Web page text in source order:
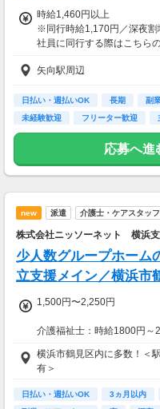
交通費：別途全額支給
※車・バイク通勤に関して
合あり（応相談）
時給1,460円以上
※同行時給1,170円／深夜割
社員に同行する際はこちら
入社後早い方で2週間で独
※交通費一部支給（既定あり
【収入例】
週1回勤務の場合：1,460円
週3回勤務の場合：1,460円
0,160円
3,600円
矢向駅周辺
日払い・週払いOK 長期 副
未経験歓迎
フリーター歓迎
応募へ進
new 派遣 介護士・ケアスタッフ
株式会社ニッソーネット 横浜
少人数グループホーム
立支援メイン／横浜市
1,500円〜2,250円
介護福祉士：時給1800円～
初任者以上：時給1600円～
無資格の方：時給1500円～
◆月26万以上
月収：264000円（時給
横浜市鶴見区内に多数！＜
有＞
日払い・週払いOK 3ヵ月以内